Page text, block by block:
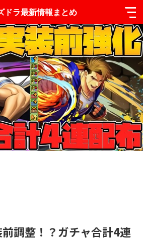
ドラ最新情報まとめ
調整！？ガチャ合計4連